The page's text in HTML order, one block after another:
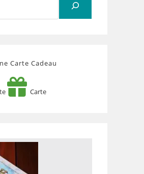
Carte Cadeau
Carte